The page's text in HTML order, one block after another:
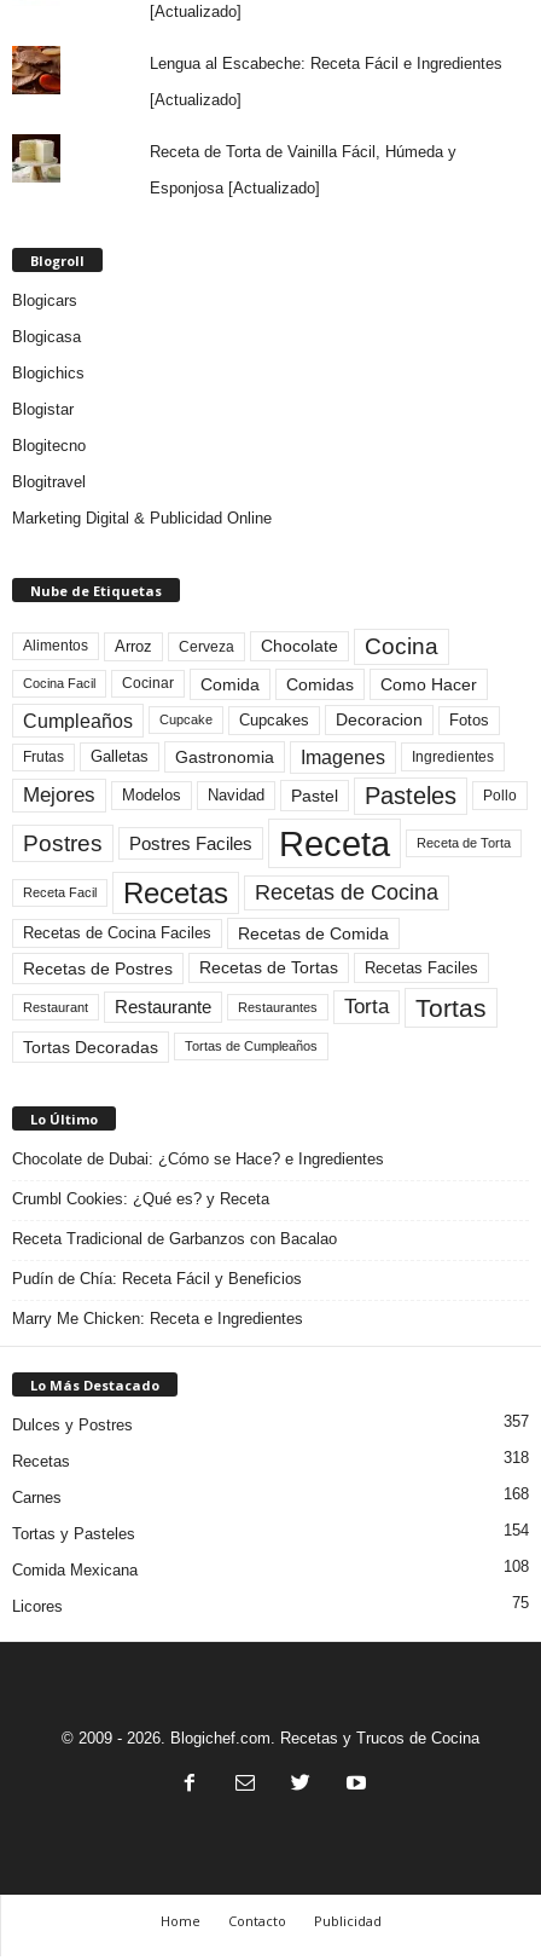
[Actualizado]
Lengua al Escabeche: Receta Fácil e Ingredientes
[Actualizado]
Receta de Torta de Vainilla Fácil, Húmeda y
Esponjosa [Actualizado]
Blogroll
Blogicars
Blogicasa
Blogichics
Blogistar
Blogitecno
Blogitravel
Marketing Digital & Publicidad Online
Nube de Etiquetas
Alimentos Arroz Cerveza Chocolate Cocina
Cocina Facil Cocinar Comida Comidas Como Hacer
Cumpleaños Cupcake Cupcakes Decoracion Fotos
Frutas Galletas Gastronomia Imagenes Ingredientes
Mejores Modelos Navidad Pastel Pasteles Pollo
Postres Postres Faciles Receta Receta de Torta
Receta Facil Recetas Recetas de Cocina
Recetas de Cocina Faciles
Recetas de Comida
Recetas de Postres
Recetas de Tortas Recetas Faciles
Restaurant Restaurante Restaurantes Torta Tortas
Tortas Decoradas Tortas de Cumpleaños
Lo Último
Chocolate de Dubai: ¿Cómo se Hace? e Ingredientes
Crumbl Cookies: ¿Qué es? y Receta
Receta Tradicional de Garbanzos con Bacalao
Pudín de Chía: Receta Fácil y Beneficios
Marry Me Chicken: Receta e Ingredientes
Lo Más Destacado
Dulces y Postres 357
Recetas 318
Carnes 168
Tortas y Pasteles 154
Comida Mexicana 108
Licores 75
© 2009 - 2026. Blogichef.com. Recetas y Trucos de Cocina
Home Contacto Publicidad